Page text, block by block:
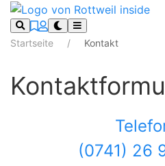
Startseite Kontakt
(0741) 26